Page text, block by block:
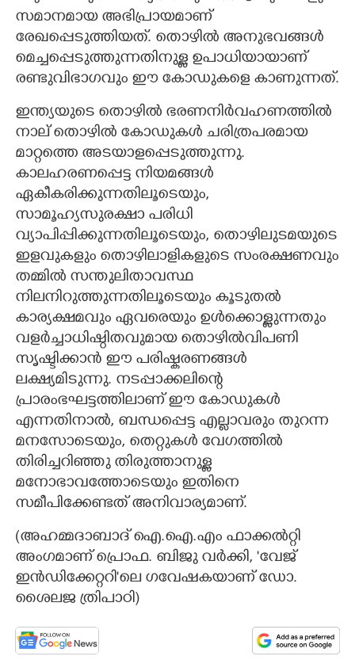
സമാനമായ അഭിപ്രായമാണ്
രേഖപ്പെടുത്തിയത്. തൊഴിൽ അനുഭവങ്ങൾ
മെച്ചപ്പെടുത്തുന്നതിനുള്ള ഉപാധിയായാണ്
രണ്ടുവിഭാഗവും ഈ കോഡുകളെ കാണുന്നത്.
ഇന്ത്യയുടെ തൊഴിൽ ഭരണനിർവഹണത്തിൽ
നാല് തൊഴിൽ കോഡുകൾ ചരിത്രപരമായ
മാറ്റത്തെ അടയാളപ്പെടുത്തുന്നു.
കാലഹരണപ്പെട്ട നിയമങ്ങൾ
ഏകീകരിക്കുന്നതിലൂടെയും,
സാമൂഹ്യസുരക്ഷാ പരിധി
വ്യാപിപ്പിക്കുന്നതിലൂടെയും, തൊഴിലുടമയുടെ
ഇളവുകളും തൊഴിലാളികളുടെ സംരക്ഷണവും
തമ്മിൽ സന്തുലിതാവസ്ഥ
നിലനിറുത്തുന്നതിലൂടെയും കൂടുതൽ
കാര്യക്ഷമവും ഏവരെയും ഉൾക്കൊള്ളുന്നതും
വളർച്ചാധിഷ്ഠിതവുമായ തൊഴിൽവിപണി
സൃഷ്ടിക്കാൻ ഈ പരിഷ്കരണങ്ങൾ
ലക്ഷ്യമിടുന്നു. നടപ്പാക്കലിന്റെ
പ്രാരംഭഘട്ടത്തിലാണ് ഈ കോഡുകൾ
എന്നതിനാൽ, ബന്ധപ്പെട്ട എല്ലാവരും തുറന്ന
മനസോടെയും,​ തെറ്റുകൾ വേഗത്തിൽ
തിരിച്ചറിഞ്ഞു തിരുത്താനുള്ള
മനോഭാവത്തോടെയും ഇതിനെ
സമീപിക്കേണ്ടത് അനിവാര്യമാണ്.
(അഹമ്മദാബാദ് ഐ.ഐ.എം ഫാക്കൽറ്റി
അംഗമാണ് പ്രൊഫ. ബിജു വർക്കി, 'വേജ്
ഇൻഡിക്കേറ്ററി"ലെ ഗവേഷകയാണ് ഡോ.
ശൈലജ ത്രിപാഠി)​
×
Share this link
Copy Link